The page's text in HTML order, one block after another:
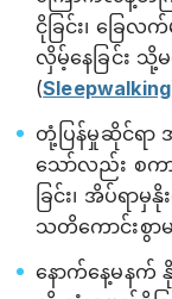
ငိုခြင်း၊ ခြေလ
လှိမ့်နေခြင်း သို့
(Sleepwalking
တုံ့ပြန်မှုဆိုင်ရာ
သော်လည်း စကား
ခြင်း၊ အိပ်ရာ
သတိကောင်းစွာမ
နောက်နေ့မနက်